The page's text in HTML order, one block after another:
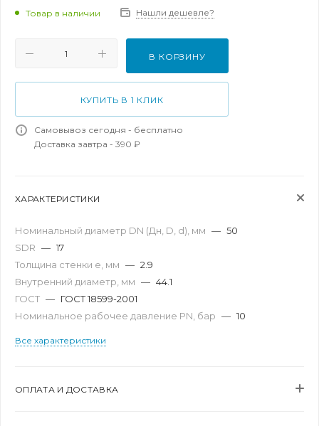
Товар в наличии Нашли дешевле?
В КОРЗИНУ
КУПИТЬ В 1 КЛИК
Самовывоз сегодня - бесплатно
Доставка завтра - 390 ₽
ХАРАКТЕРИСТИКИ
Номинальный диаметр DN (Дн, D, d), мм — 50
SDR — 17
Толщина стенки e, мм — 2.9
Внутренний диаметр, мм — 44.1
ГОСТ — ГОСТ 18599-2001
Номинальное рабочее давление PN, бар — 10
Все характеристики
ОПЛАТА И ДОСТАВКА